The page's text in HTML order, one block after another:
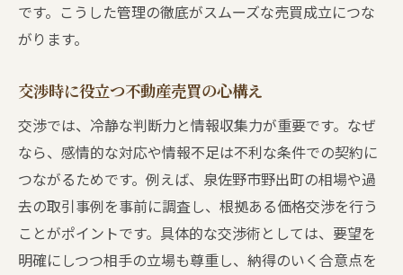
です。こうした管理の徹底がスムーズな売買成立につな
がります。
交渉時に役立つ不動産売買の心構え
交渉では、冷静な判断力と情報収集力が重要です。なぜ
なら、感情的な対応や情報不足は不利な条件での契約に
つながるためです。例えば、泉佐野市野出町の相場や過
去の取引事例を事前に調査し、根拠ある価格交渉を行う
ことがポイントです。具体的な交渉術としては、要望を
明確にしつつ相手の立場も尊重し、納得のいく合意点を